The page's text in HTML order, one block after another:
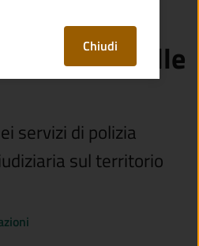
comuni
di Valle
servizi di polizia
sul territorio
Chiudi